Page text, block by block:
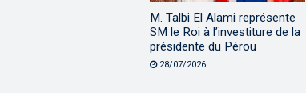
M. Talbi El Alami représente
SM le Roi à l’investiture de la
présidente du Pérou
28/07/2026